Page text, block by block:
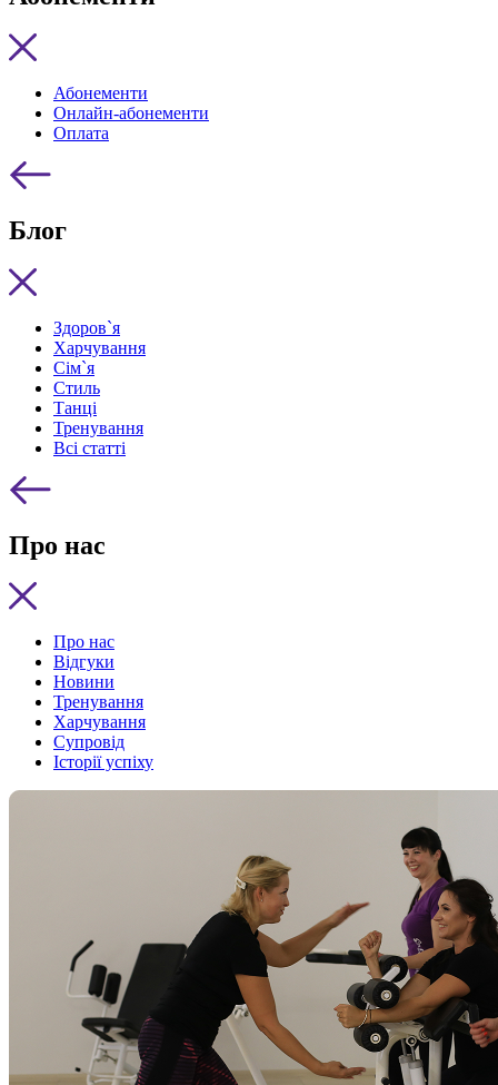
Абонементи
Онлайн-абонементи
Оплата
Блог
Здоров`я
Харчування
Сім`я
Стиль
Танці
Тренування
Всі статті
Про нас
Про нас
Відгуки
Новини
Тренування
Харчування
Супровід
Історії успіху